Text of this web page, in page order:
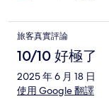
旅客真實評論
10/10 好極了
2025 年 6 月 18 日
使用 Google 翻譯